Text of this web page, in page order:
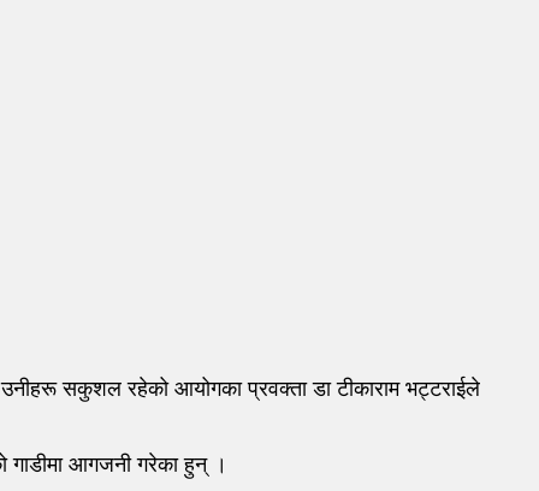
उनीहरू सकुशल रहेको आयोगका प्रवक्ता डा टीकाराम भट्टराईले
गाडीमा आगजनी गरेका हुन् ।